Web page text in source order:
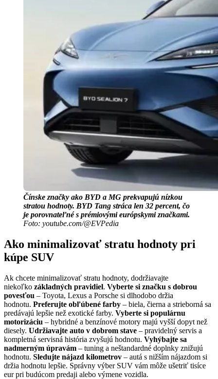
Čínske značky ako BYD a MG prekvapujú nízkou
stratou hodnoty. BYD Tang stráca len 32 percent, čo
je porovnateľné s prémiovými európskymi značkami.
Foto: youtube.com/@EVPedia
Ako minimalizovať stratu hodnoty pri
kúpe SUV
Ak chcete minimalizovať stratu hodnoty, dodržiavajte
niekoľko základných pravidiel. Vyberte si značku s dobrou
povesťou – Toyota, Lexus a Porsche si dlhodobo držia
hodnotu. Preferujte obľúbené farby – biela, čierna a strieborná sa
predávajú lepšie než exotické farby. Vyberte si populárnu
motorizáciu – hybridné a benzínové motory majú vyšší dopyt než
diesely. Udržiavajte auto v dobrom stave – pravidelný servis a
kompletná servisná história zvyšujú hodnotu. Vyhýbajte sa
nadmerným úpravám – tuning a neštandardné doplnky znižujú
hodnotu. Sledujte nájazd kilometrov – autá s nižším nájazdom si
držia hodnotu lepšie. Správny výber SUV vám môže ušetriť tisíce
eur pri budúcom predaji alebo výmene vozidla.